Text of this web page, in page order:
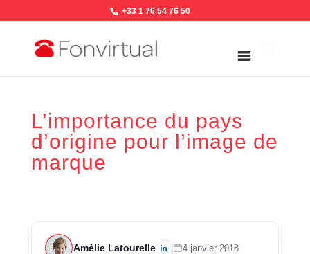
+33 1 76 54 76 50
L’importance du pays
d’origine pour l’image de
marque
Amélie Latourelle 4 janvier 2018